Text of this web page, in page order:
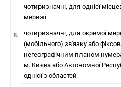
8.
чотиризначні, для однієї
мережі
чотиризначні, для окремої
(мобільного) зв'язку або
негеографічним планом
м. Києва або Автономної
однієї з областей